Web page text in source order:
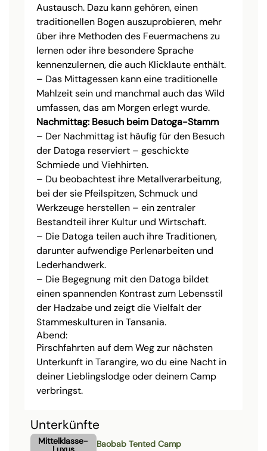
Austausch. Dazu kann gehören, einen
traditionellen Bogen auszuprobieren, mehr
über ihre Methoden des Feuermachens zu
lernen oder ihre besondere Sprache
kennenzulernen, die auch Klicklaute enthält.
– Das Mittagessen kann eine traditionelle
Mahlzeit sein und manchmal auch das Wild
umfassen, das am Morgen erlegt wurde.
Nachmittag: Besuch beim Datoga-Stamm
– Der Nachmittag ist häufig für den Besuch
der Datoga reserviert – geschickte
Schmiede und Viehhirten.
– Du beobachtest ihre Metallverarbeitung,
bei der sie Pfeilspitzen, Schmuck und
Werkzeuge herstellen – ein zentraler
Bestandteil ihrer Kultur und Wirtschaft.
– Die Datoga teilen auch ihre Traditionen,
darunter aufwendige Perlenarbeiten und
Lederhandwerk.
– Die Begegnung mit den Datoga bildet
einen spannenden Kontrast zum Lebensstil
der Hadzabe und zeigt die Vielfalt der
Stammeskulturen in Tansania.
Abend:
Pirschfahrten auf dem Weg zur nächsten
Unterkunft in Tarangire, wo du eine Nacht in
deiner Lieblingslodge oder deinem Camp
verbringst.
Unterkünfte
Mittelklasse-
Baobab Tented Camp